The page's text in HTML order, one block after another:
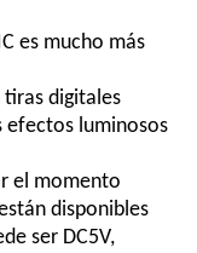
es mucho más
tiras digitales
efectos luminosos
el momento
disponibles
ser DC5V,